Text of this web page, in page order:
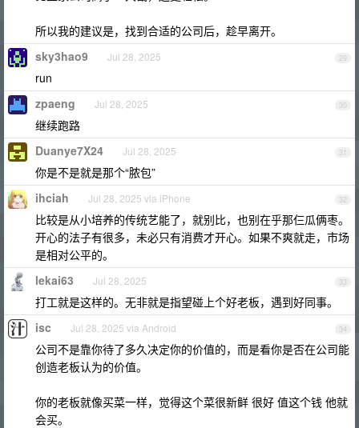
所以我的建议是，找到合适的公司后，趁早离开。
29
sky3hao9 Jul 28, 2025
run
30
zpaeng Jul 28, 2025
继续跑路
31
Duanye7X24 Jul 28, 2025
你是不是就是那个“脓包”
32
ihciah Jul 28, 2025 via iPhone
比较是从小培养的传统艺能了，就别比，也别在乎那仨瓜俩枣。
开心的法子有很多，未必只有消费才开心。如果不爽就走，市场
是相对公平的。
33
lekai63 Jul 28, 2025
打工就是这样的。无非就是指望碰上个好老板，遇到好同事。
34
isc Jul 28, 2025 via Android
公司不是靠你待了多久决定你的价值的，而是看你是否在公司能
创造老板认为的价值。
你的老板就像买菜一样，觉得这个菜很新鲜 很好 值这个钱 他就
会买。